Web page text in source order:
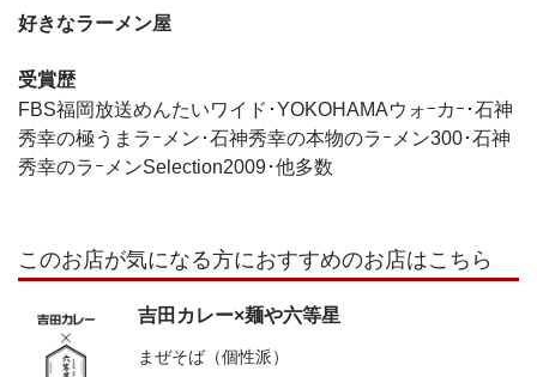
好きなラーメン屋
受賞歴
FBS福岡放送めんたいワイド･YOKOHAMAウォｰカｰ･石神
秀幸の極うまラｰメン･石神秀幸の本物のラｰメン300･石神
秀幸のラｰメンSelection2009･他多数
このお店が気になる方におすすめのお店はこちら
吉田カレー×麺や六等星
まぜそば（個性派）